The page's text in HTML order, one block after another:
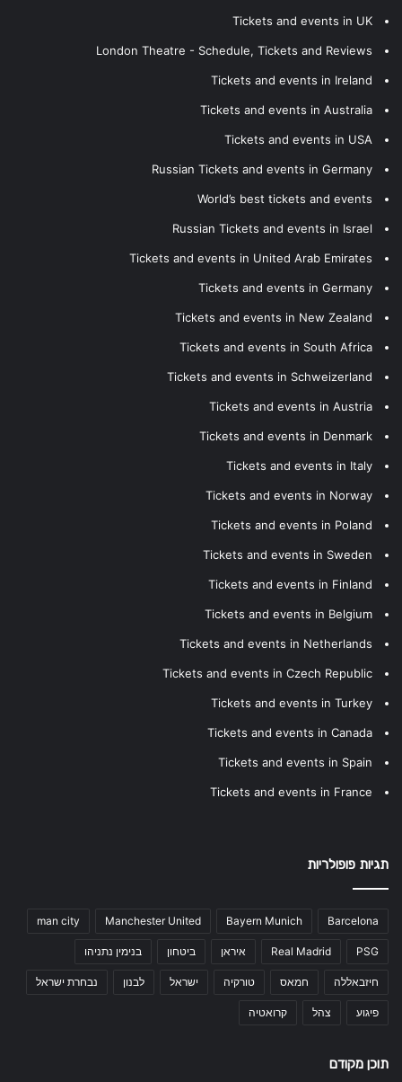
Tickets and events in UK
London Theatre - Schedule, Tickets and Reviews
Tickets and events in Ireland
Tickets and events in Australia
Tickets and events in USA
Russian Tickets and events in Germany
World’s best tickets and events
Russian Tickets and events in Israel
Tickets and events in United Arab Emirates
Tickets and events in Germany
Tickets and events in New Zealand
Tickets and events in South Africa
Tickets and events in Schweizerland
Tickets and events in Austria
Tickets and events in Denmark
Tickets and events in Italy
Tickets and events in Norway
Tickets and events in Poland
Tickets and events in Sweden
Tickets and events in Finland
Tickets and events in Belgium
Tickets and events in Netherlands
Tickets and events in Czech Republic
Tickets and events in Turkey
Tickets and events in Canada
Tickets and events in Spain
Tickets and events in France
תגיות פופולריות
Barcelona
Bayern Munich
Manchester United
man city
PSG
Real Madrid איראן ביטחון בנימין נתניהו
חיזבאללה חמאס טורקיה ישראל לבנון נבחרת ישראל
פיגוע צהל קרואטיה
תוכן מקודם